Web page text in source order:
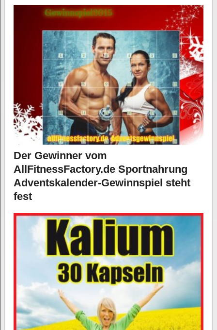
Der Gewinner vom
AllFitnessFactory.de Sportnahrung
Adventskalender-Gewinnspiel steht
fest